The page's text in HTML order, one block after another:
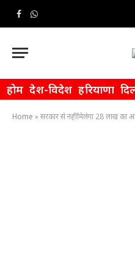
Facebook
WhatsApp
होम देश-विदेश हरियाणा
Home »सरकार से नहीं मिलेगा 28 लाख का